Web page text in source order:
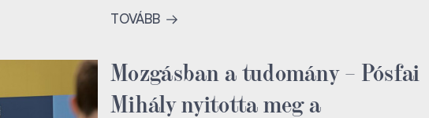
TOVÁBB
Mozgásban a tudomány – Pósfai
Mihály nyitotta meg a